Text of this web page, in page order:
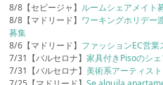
8/8【セビージャ】 ルームシェアメイト
8/8【マドリード】 ワーキングホリデー
募集
8/6【マドリード】 ファッションEC営
7/31【バルセロナ】家具付きPisoのシ
7/31【バルセロナ】美術系アーティス